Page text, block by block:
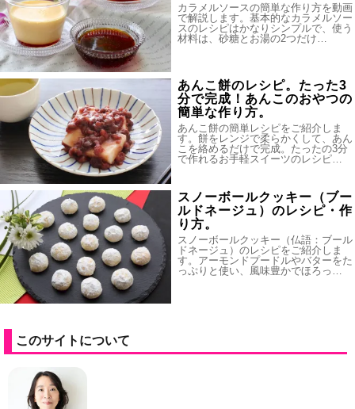
カラメルソースの簡単な作り方を動画
で解説します。基本的なカラメルソー
スのレシピはかなりシンプルで、使う
材料は、砂糖とお湯の2つだけ…
あんこ餅のレシピ。たった3
分で完成！あんこのおやつの
簡単な作り方。
あんこ餅の簡単レシピをご紹介しま
す。餅をレンジで柔らかくして、あん
こを絡めるだけで完成。たったの3分
で作れるお手軽スイーツのレシピ…
スノーボールクッキー（ブー
ルドネージュ）のレシピ・作
り方。
スノーボールクッキー（仏語：ブール
ドネージュ）のレシピをご紹介しま
す。アーモンドプードルやバターをた
っぷりと使い、風味豊かでほろっ…
このサイトについて